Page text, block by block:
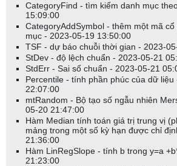
CategoryFind - tìm kiếm danh mục
15:09:00
CategoryAddSymbol - thêm một mã
mục - 2023-05-19 13:50:00
TSF - dự báo chuỗi thời gian - 2023-
StDev - độ lệch chuẩn - 2023-05-21
StdErr - Sai số chuẩn - 2023-05-21
Percentile - tính phần phúc của dữ
22:07:00
mtRandom - Bộ tạo số ngẫu nhiên
05-20 21:47:00
Hàm Median tính toán giá trị trung vị
mảng trong một số kỳ hạn được chỉ
21:36:00
Hàm LinRegSlope - tính b trong y=a
21:23:00